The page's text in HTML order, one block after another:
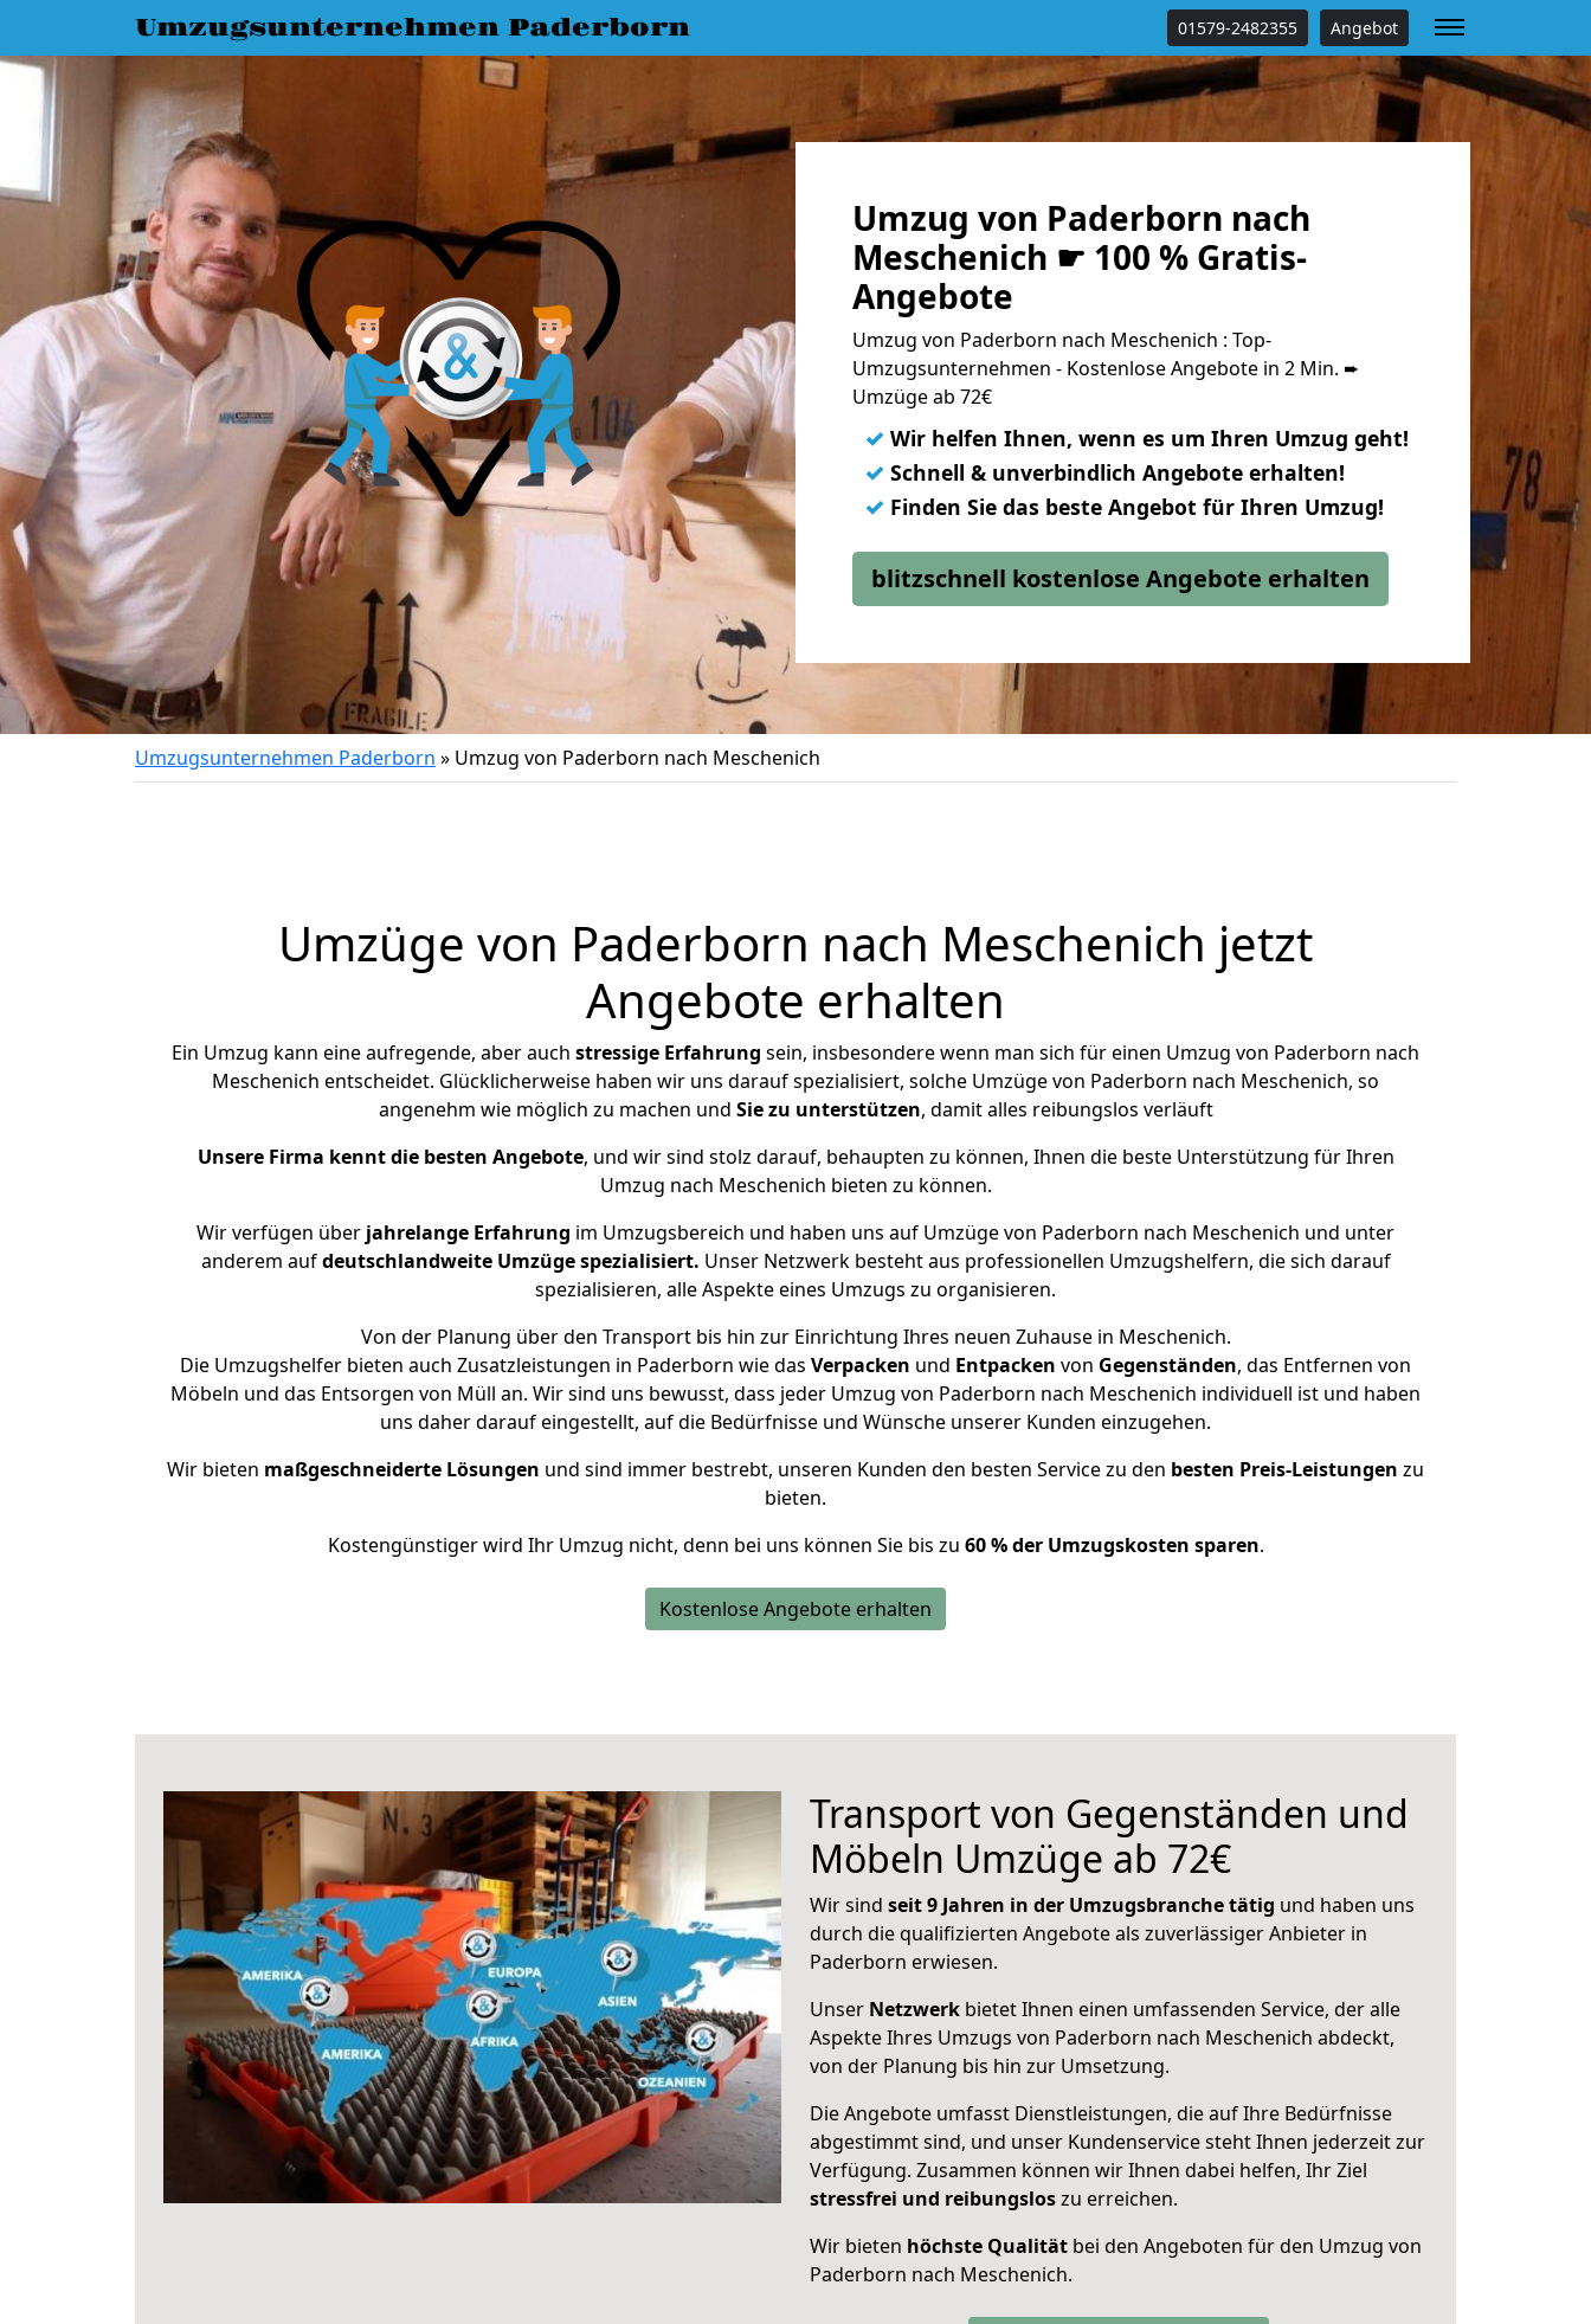
Umzugsunternehmen Paderborn 01579-2482355 Angebot
Umzug von Paderborn nach
Meschenich ☛ 100 % Gratis-
Angebote
Umzug von Paderborn nach Meschenich : Top-
Umzugsunternehmen - Kostenlose Angebote in 2 Min. ➨
Umzüge ab 72€
✓ Wir helfen Ihnen, wenn es um Ihren Umzug geht!
✓ Schnell & unverbindlich Angebote erhalten!
✓ Finden Sie das beste Angebot für Ihren Umzug!
blitzschnell kostenlose Angebote erhalten
Umzugsunternehmen Paderborn » Umzug von Paderborn nach Meschenich
Umzüge von Paderborn nach Meschenich jetzt
Angebote erhalten
Ein Umzug kann eine aufregende, aber auch stressige Erfahrung sein, insbesondere wenn man sich für einen Umzug von Paderborn nach
Meschenich entscheidet. Glücklicherweise haben wir uns darauf spezialisiert, solche Umzüge von Paderborn nach Meschenich, so
angenehm wie möglich zu machen und Sie zu unterstützen, damit alles reibungslos verläuft
Unsere Firma kennt die besten Angebote, und wir sind stolz darauf, behaupten zu können, Ihnen die beste Unterstützung für Ihren
Umzug nach Meschenich bieten zu können.
Wir verfügen über jahrelange Erfahrung im Umzugsbereich und haben uns auf Umzüge von Paderborn nach Meschenich und unter
anderem aufdeutschlandweite Umzüge spezialisiert. Unser Netzwerk besteht aus professionellen Umzugshelfern, die sich darauf
spezialisieren, alle Aspekte eines Umzugs zu organisieren.
Von der Planung über den Transport bis hin zur Einrichtung Ihres neuen Zuhause in Meschenich.
Die Umzugshelfer bieten auch Zusatzleistungen in Paderborn wie das Verpacken und Entpacken von Gegenständen, das Entfernen von
Möbeln und das Entsorgen von Müll an. Wir sind uns bewusst, dass jeder Umzug von Paderborn nach Meschenich individuell ist und haben
uns daher darauf eingestellt, auf die Bedürfnisse und Wünsche unserer Kunden einzugehen.
Wir bieten maßgeschneiderte Lösungen und sind immer bestrebt, unseren Kunden den besten Service zu den besten Preis-Leistungen zu
bieten.
Kostengünstiger wird Ihr Umzug nicht, denn bei uns können Sie bis zu 60 % der Umzugskosten sparen.
Kostenlose Angebote erhalten
Transport von Gegenständen und
Möbeln Umzüge ab 72€
Wir sind seit 9 Jahren in der Umzugsbranche tätig und haben uns
durch die qualifizierten Angebote als zuverlässiger Anbieter in
Paderborn erwiesen.
Unser Netzwerk bietet Ihnen einen umfassenden Service, der alle
Aspekte Ihres Umzugs von Paderborn nach Meschenich abdeckt,
von der Planung bis hin zur Umsetzung.
Die Angebote umfasst Dienstleistungen, die auf Ihre Bedürfnisse
abgestimmt sind, und unser Kundenservice steht Ihnen jederzeit zur
Verfügung. Zusammen können wir Ihnen dabei helfen, Ihr Ziel
stressfrei und reibungsloszu erreichen.
Wir bieten höchste Qualität bei den Angeboten für den Umzug von
Paderborn nach Meschenich.